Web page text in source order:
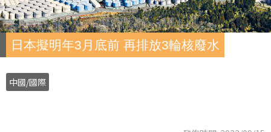
日本擬明年3月底前 再排放3輪核廢水
中國/國際